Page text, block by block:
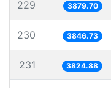
229 3879.70
230 3846.73
231 3824.88